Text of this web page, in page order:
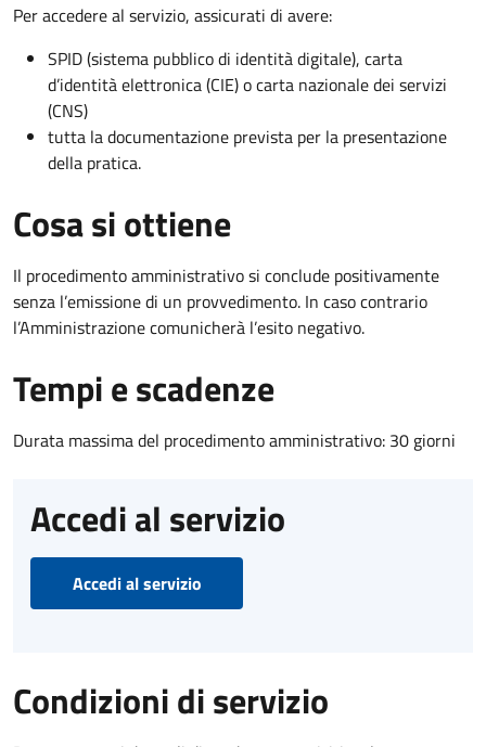
Per accedere al servizio, assicurati di avere:
SPID (sistema pubblico di identità digitale), carta
d’identità elettronica (CIE) o carta nazionale dei servizi
(CNS)
tutta la documentazione prevista per la presentazione
della pratica.
Cosa si ottiene
Il procedimento amministrativo si conclude positivamente
senza l’emissione di un provvedimento. In caso contrario
l’Amministrazione comunicherà l’esito negativo.
Tempi e scadenze
Durata massima del procedimento amministrativo: 30 giorni
Accedi al servizio
Accedi al servizio
Condizioni di servizio